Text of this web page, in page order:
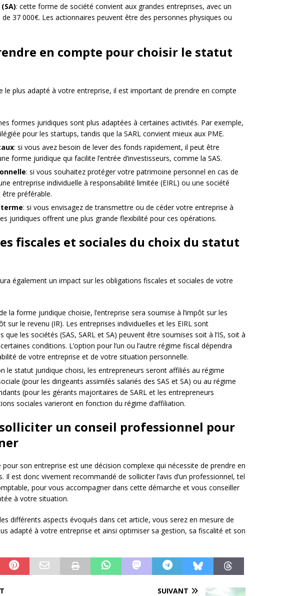
: cette forme de société convient aux grandes entreprises, avec un
37 000€. Les actionnaires peuvent être des personnes physiques ou
en compte pour choisir le statut
le plus adapté à votre entreprise, il est important de prendre en compte
formes juridiques sont plus adaptées à certaines activités. Par exemple,
pour les startups, tandis que la SARL convient mieux aux PME.
: si vous avez besoin de lever des fonds rapidement, il peut être
forme juridique qui facilite l’entrée d’investisseurs, comme la SAS.
: si vous souhaitez protéger votre patrimoine personnel en cas de
entreprise individuelle à responsabilité limitée (EIRL) ou une société
être préférable.
: si vous envisagez de transmettre ou de céder votre entreprise à
juridiques offrent une plus grande flexibilité pour ces opérations.
fiscales et sociales du choix du statut
également un impact sur les obligations fiscales et sociales de votre
la forme juridique choisie, l’entreprise sera soumise à l’impôt sur les
sur le revenu (IR). Les entreprises individuelles et les EIRL sont
que les sociétés (SAS, SARL et SA) peuvent être soumises soit à l’IS, soit à
conditions. L’option pour l’un ou l’autre régime fiscal dépendra
de votre entreprise et de votre situation personnelle.
le statut juridique choisi, les entrepreneurs seront affiliés au régime
(pour les dirigeants assimilés salariés des SAS et SA) ou au régime
(pour les gérants majoritaires de SARL et les entrepreneurs
sociales varieront en fonction du régime d’affiliation.
solliciter un conseil professionnel pour
son entreprise est une décision complexe qui nécessite de prendre en
est donc vivement recommandé de solliciter l’avis d’un professionnel, tel
pour vous accompagner dans cette démarche et vous conseiller
à votre situation.
différents aspects évoqués dans cet article, vous serez en mesure de
adapté à votre entreprise et ainsi optimiser sa gestion, sa fiscalité et son
SUIVANT